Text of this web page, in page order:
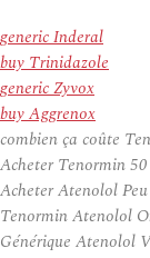
generic Inderal
buy Trinidazole
generic Zyvox
buy Aggrenox
combien ça coûte
Acheter Tenormin
Acheter Atenolol
Tenormin Atenolol
Générique Atenolol